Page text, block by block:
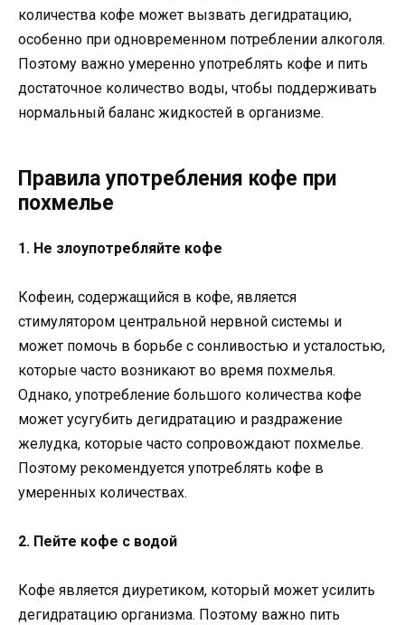
количества кофе может вызвать дегидратацию,
особенно при одновременном потреблении алкоголя.
Поэтому важно умеренно употреблять кофе и пить
достаточное количество воды, чтобы поддерживать
нормальный баланс жидкостей в организме.
Правила употребления кофе при
похмелье
1. Не злоупотребляйте кофе
Кофеин, содержащийся в кофе, является
стимулятором центральной нервной системы и
может помочь в борьбе с сонливостью и усталостью,
которые часто возникают во время похмелья.
Однако, употребление большого количества кофе
может усугубить дегидратацию и раздражение
желудка, которые часто сопровождают похмелье.
Поэтому рекомендуется употреблять кофе в
умеренных количествах.
2. Пейте кофе с водой
Кофе является диуретиком, который может усилить
дегидратацию организма. Поэтому важно пить